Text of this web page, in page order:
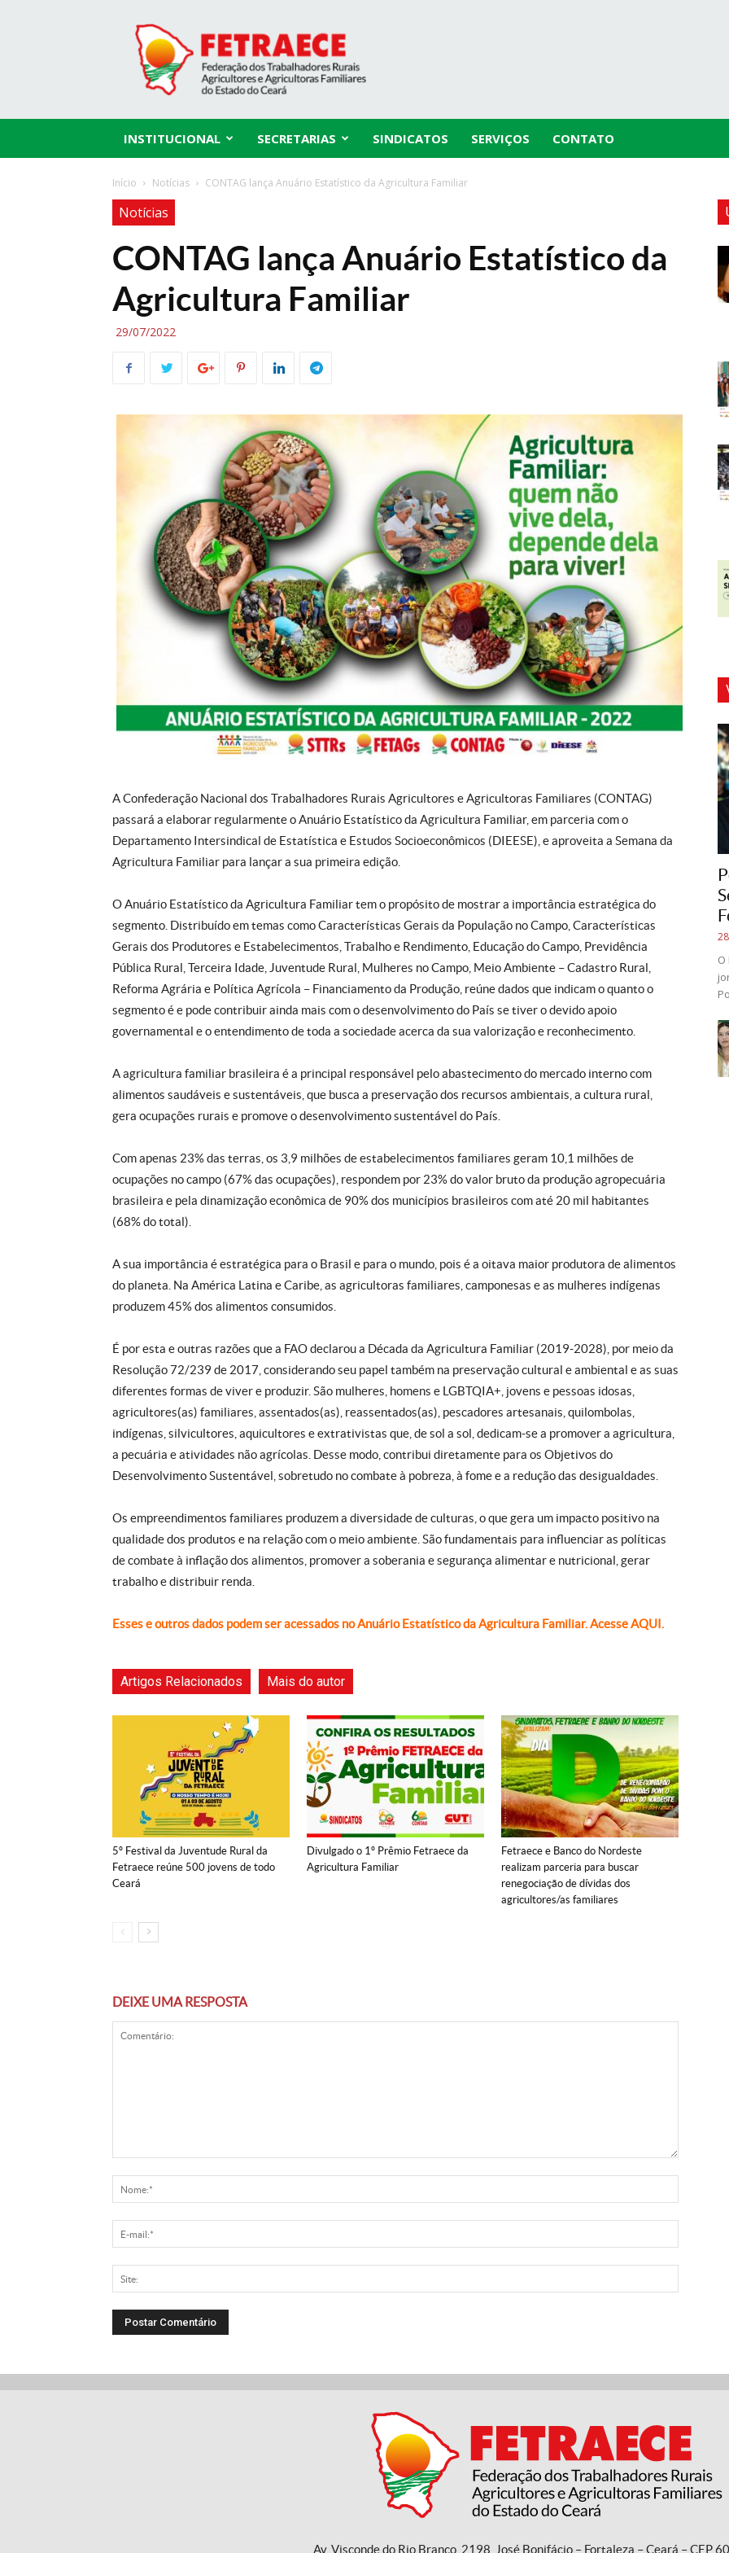
Fetraece
INSTITUCIONAL SECRETARIAS SINDICATOS SERVIÇOS CONTATO
Início Notícias CONTAG lança Anuário Estatístico da Agricultura Familiar
Notícias
CONTAG lança Anuário Estatístico da
Agricultura Familiar
29/07/2022
A Confederação Nacional dos Trabalhadores Rurais Agricultores e Agricultoras Familiares (CONTAG)
passará a elaborar regularmente o Anuário Estatístico da Agricultura Familiar, em parceria com o
Departamento Intersindical de Estatística e Estudos Socioeconômicos (DIEESE), e aproveita a Semana da
Agricultura Familiar para lançar a sua primeira edição.
O Anuário Estatístico da Agricultura Familiar tem o propósito de mostrar a importância estratégica do
segmento. Distribuído em temas como Características Gerais da População no Campo, Características
Gerais dos Produtores e Estabelecimentos, Trabalho e Rendimento, Educação do Campo, Previdência
Pública Rural, Terceira Idade, Juventude Rural, Mulheres no Campo, Meio Ambiente – Cadastro Rural,
Reforma Agrária e Política Agrícola – Financiamento da Produção, reúne dados que indicam o quanto o
segmento é e pode contribuir ainda mais com o desenvolvimento do País se tiver o devido apoio
governamental e o entendimento de toda a sociedade acerca da sua valorização e reconhecimento.
A agricultura familiar brasileira é a principal responsável pelo abastecimento do mercado interno com
alimentos saudáveis e sustentáveis, que busca a preservação dos recursos ambientais, a cultura rural,
gera ocupações rurais e promove o desenvolvimento sustentável do País.
Com apenas 23% das terras, os 3,9 milhões de estabelecimentos familiares geram 10,1 milhões de
ocupações no campo (67% das ocupações), respondem por 23% do valor bruto da produção agropecuária
brasileira e pela dinamização econômica de 90% dos municípios brasileiros com até 20 mil habitantes
(68% do total).
A sua importância é estratégica para o Brasil e para o mundo, pois é a oitava maior produtora de alimentos
do planeta. Na América Latina e Caribe, as agricultoras familiares, camponesas e as mulheres indígenas
produzem 45% dos alimentos consumidos.
É por esta e outras razões que a FAO declarou a Década da Agricultura Familiar (2019-2028), por meio da
Resolução 72/239 de 2017, considerando seu papel também na preservação cultural e ambiental e as suas
diferentes formas de viver e produzir. São mulheres, homens e LGBTQIA+, jovens e pessoas idosas,
agricultores(as) familiares, assentados(as), reassentados(as), pescadores artesanais, quilombolas,
indígenas, silvicultores, aquicultores e extrativistas que, de sol a sol, dedicam-se a promover a agricultura,
a pecuária e atividades não agrícolas. Desse modo, contribui diretamente para os Objetivos do
Desenvolvimento Sustentável, sobretudo no combate à pobreza, à fome e a redução das desigualdades.
Os empreendimentos familiares produzem a diversidade de culturas, o que gera um impacto positivo na
qualidade dos produtos e na relação com o meio ambiente. São fundamentais para influenciar as políticas
de combate à inflação dos alimentos, promover a soberania e segurança alimentar e nutricional, gerar
trabalho e distribuir renda.
Esses e outros dados podem ser acessados no Anuário Estatístico da Agricultura Familiar. Acesse AQUI.
Artigos Relacionados Mais do autor
5º Festival da Juventude Rural da
Fetraece reúne 500 jovens de todo
Ceará
Divulgado o 1º Prêmio Fetraece da
Agricultura Familiar
Fetraece e Banco do Nordeste
realizam parceria para buscar
renegociação de dívidas dos
agricultores/as familiares
DEIXE UMA RESPOSTA
Av. Visconde do Rio Branco, 2198, José Bonifácio – Fortaleza – Ceará – CEP